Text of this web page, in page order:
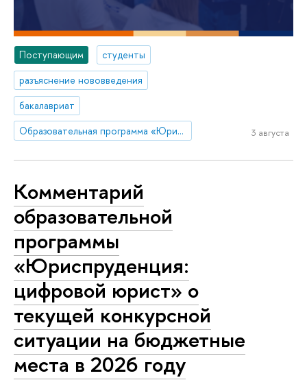
Поступающим
студенты
разъяснение нововведения
бакалавриат
Образовательная программа «Юриспруденция: цифровой юрист»
3 августа
Комментарий
образовательной
программы
«Юриспруденция:
цифровой юрист» о
текущей конкурсной
ситуации на бюджетные
места в 2026 году